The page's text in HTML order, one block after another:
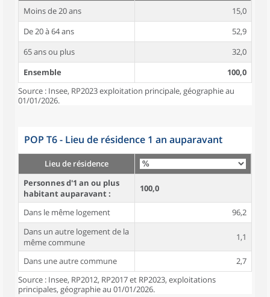
Moins de 20 ans
15,0
De 20 à 64 ans
52,9
65 ans ou plus
32,0
Ensemble
100,0
Source : Insee, RP2023 exploitation principale, géographie au
01/01/2026.
POP T6 - Lieu de résidence 1 an auparavant
Lieu de résidence
Personnes d'1 an ou plus
habitant auparavant :
100,0
Dans le même logement
96,2
Dans un autre logement de la
même commune
1,1
Dans une autre commune
2,7
Source : Insee, RP2012, RP2017 et RP2023, exploitations
principales, géographie au 01/01/2026.